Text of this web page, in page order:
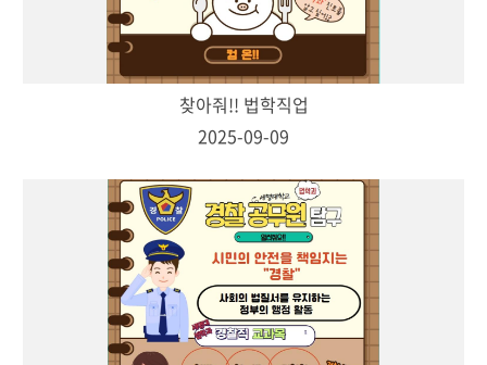
찾아줘!! 법학직업
2025-09-09